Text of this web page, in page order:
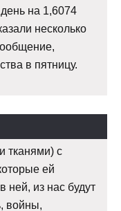
на 1,6074
несколько
в пятницу.
тканями) с
ей
ней, из нас будут
войны,